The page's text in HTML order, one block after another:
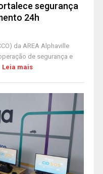
segurança
24h
da AREA Alphaville
de segurança e
Leia mais